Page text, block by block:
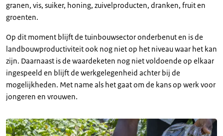
granen, vis, suiker, honing, zuivelproducten, dranken, fruit en
groenten.
Op dit moment blijft de tuinbouwsector onderbenut en is de
landbouwproductiviteit ook nog niet op het niveau waar het kan
zijn. Daarnaast is de waardeketen nog niet voldoende op elkaar
ingespeeld en blijft de werkgelegenheid achter bij de
mogelijkheden. Met name als het gaat om de kans op werk voor
jongeren en vrouwen.